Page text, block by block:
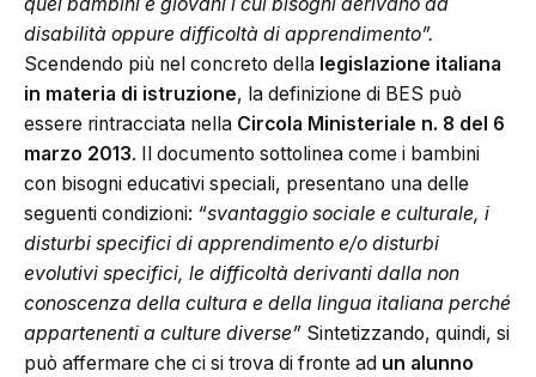
disabilità oppure difficoltà di apprendimento”.
Scendendo più nel concreto della legislazione italiana
in materia di istruzione, la definizione di BES può
essere rintracciata nella Circola Ministeriale n. 8 del 6
marzo 2013. Il documento sottolinea come i bambini
con bisogni educativi speciali, presentano una delle
seguenti condizioni: “svantaggio sociale e culturale, i
disturbi specifici di apprendimento e/o disturbi
evolutivi specifici, le difficoltà derivanti dalla non
conoscenza della cultura e della lingua italiana perché
appartenenti a culture diverse” Sintetizzando, quindi, si
può affermare che ci si trova di fronte ad un alunno